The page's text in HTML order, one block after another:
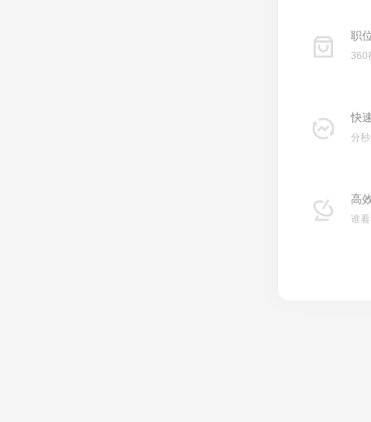
职
360
快
分
高
谁